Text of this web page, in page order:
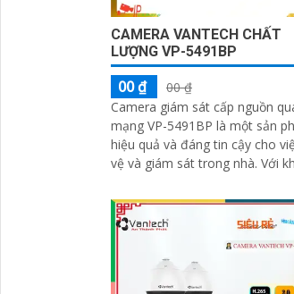
CAMERA VANTECH CHẤT
LƯỢNG VP-5491BP
00 ₫
00 ₫
Camera giám sát cấp nguồn
mạng VP-5491BP là một sản
hiệu quả và đáng tin cậy cho
vệ và giám sát trong nhà. Với khả
120db, camera...